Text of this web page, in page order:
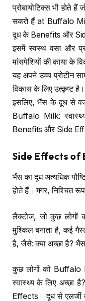
प्रोबायोटिक्स भी होते
सकते हैं at Buffalo
दूध के Benefits और
इसमें स्वस्थ वसा और
मांसपेशियों की काया के
यह अपने उच्च प्रोटीन
विकास के लिए उत्कृष्ट है।
इसलिए, भैंस के दूध से
Buffalo Milk:
Benefits और Side
Side Effects of
भैंस का दूध अत्यधिक
होते हैं। मगर, निश्चित
लैक्टोज, जो कुछ लोगों
मुश्किल बनाता है, कई
है, जैसे: क्या अच्छा है?
कुछ लोगों को Buffalo
स्वास्थ्य के लिए अच्छा
Effects। दूध से एलर्जी